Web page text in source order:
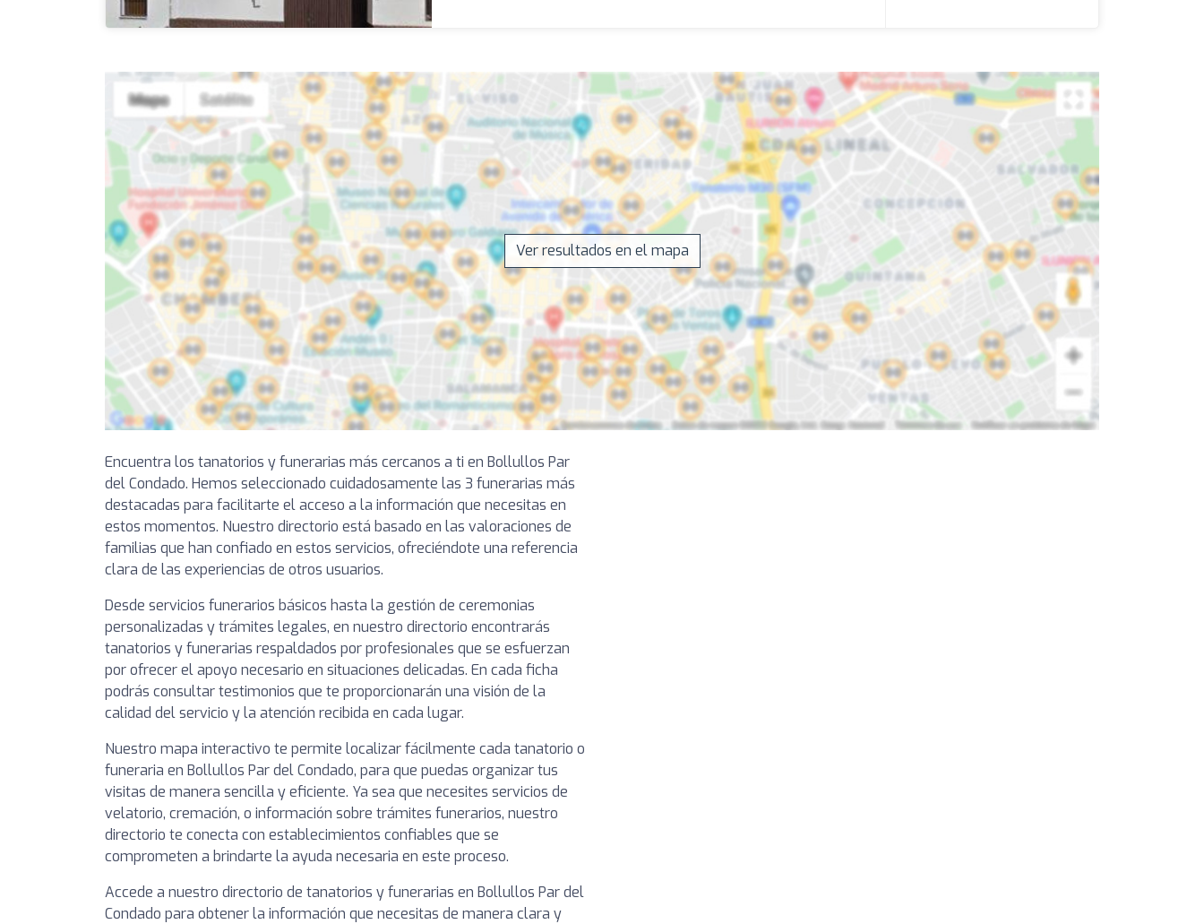
Ver resultados en el mapa
Encuentra los tanatorios y funerarias más cercanos a ti en Bollullos Par
del Condado. Hemos seleccionado cuidadosamente las 3 funerarias más
destacadas para facilitarte el acceso a la información que necesitas en
estos momentos. Nuestro directorio está basado en las valoraciones de
familias que han confiado en estos servicios, ofreciéndote una referencia
clara de las experiencias de otros usuarios.
Desde servicios funerarios básicos hasta la gestión de ceremonias
personalizadas y trámites legales, en nuestro directorio encontrarás
tanatorios y funerarias respaldados por profesionales que se esfuerzan
por ofrecer el apoyo necesario en situaciones delicadas. En cada ficha
podrás consultar testimonios que te proporcionarán una visión de la
calidad del servicio y la atención recibida en cada lugar.
Nuestro mapa interactivo te permite localizar fácilmente cada tanatorio o
funeraria en Bollullos Par del Condado, para que puedas organizar tus
visitas de manera sencilla y eficiente. Ya sea que necesites servicios de
velatorio, cremación, o información sobre trámites funerarios, nuestro
directorio te conecta con establecimientos confiables que se
comprometen a brindarte la ayuda necesaria en este proceso.
Accede a nuestro directorio de tanatorios y funerarias en Bollullos Par del
Condado para obtener la información que necesitas de manera clara y